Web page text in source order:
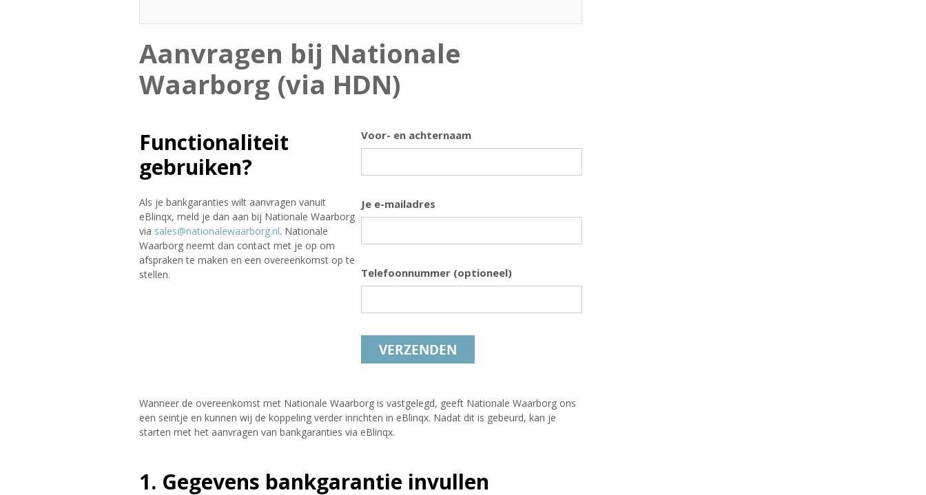
Aanvragen bij Nationale
Waarborg (via HDN)
Functionaliteit
gebruiken?
Als je bankgaranties wilt aanvragen vanuit
eBlinqx, meld je dan aan bij Nationale Waarborg
via sales@nationalewaarborg.nl. Nationale
Waarborg neemt dan contact met je op om
afspraken te maken en een overeenkomst op te
stellen.
Voor- en achternaam
Je e-mailadres
Telefoonnummer (optioneel)
Wanneer de overeenkomst met Nationale Waarborg is vastgelegd, geeft Nationale Waarborg ons
een seintje en kunnen wij de koppeling verder inrichten in eBlinqx. Nadat dit is gebeurd, kan je
starten met het aanvragen van bankgaranties via eBlinqx.
1. Gegevens bankgarantie invullen